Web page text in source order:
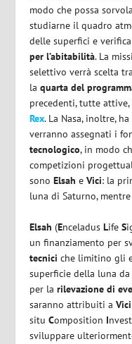
modo che possa
studiarne il quadro
delle superfici e
per l’abitabilità. La
selettivo verrà scelta
laquarta del
precedenti, tutte
Rex. La Nasa, inoltre,
verranno assegnati i
tecnologico, in modo
competizioni
sonoElsah eVici: la
luna di Saturno,
Elsah (EnceladusLifeS
un finanziamento per
tecnici che limitino gli
superficie della luna
per larilevazione di
saranno attribuiti aVici
situComposition I
sviluppare